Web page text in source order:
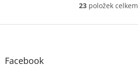
O
l
23 položek celkem
Z
Facebook